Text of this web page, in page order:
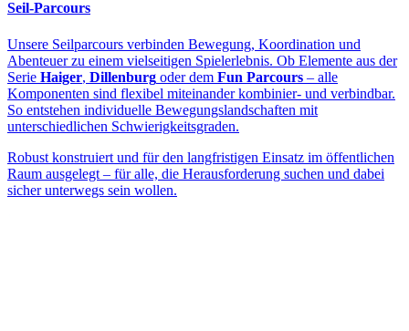
Seil-Parcours
Unsere Seilparcours verbinden Bewegung, Koordination und
Abenteuer zu einem vielseitigen Spielerlebnis. Ob Elemente aus der
Serie Haiger, Dillenburg oder dem Fun Parcours – alle
Komponenten sind flexibel miteinander kombinier- und verbindbar.
So entstehen individuelle Bewegungslandschaften mit
unterschiedlichen Schwierigkeitsgraden.
Robust konstruiert und für den langfristigen Einsatz im öffentlichen
Raum ausgelegt – für alle, die Herausforderung suchen und dabei
sicher unterwegs sein wollen.